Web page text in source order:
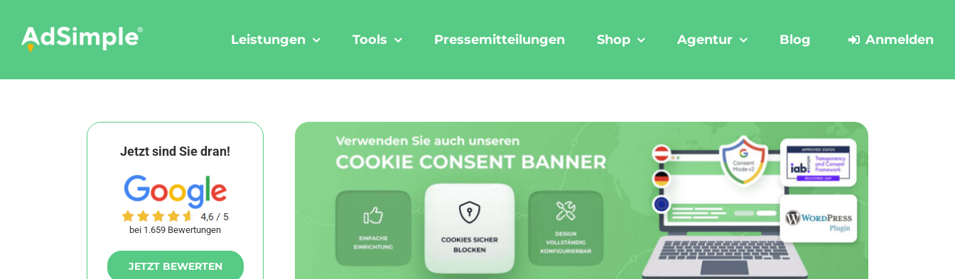
content
Leistungen Tools Pressemitteilungen Shop Agentur Blog Anmelden
Jetzt sind Sie dran!
bei 1.659 Bewertungen
JETZT BEWERTEN